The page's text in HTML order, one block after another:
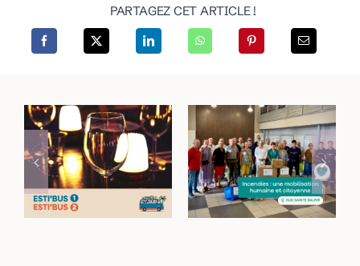
PARTAGEZ CET ARTICLE !
Rejoignez vos lieux
de sortie avec les
navettes Esti’Bus
Incendies dans le
Haut-Var : une
mobilisation
humaine et
citoyenne